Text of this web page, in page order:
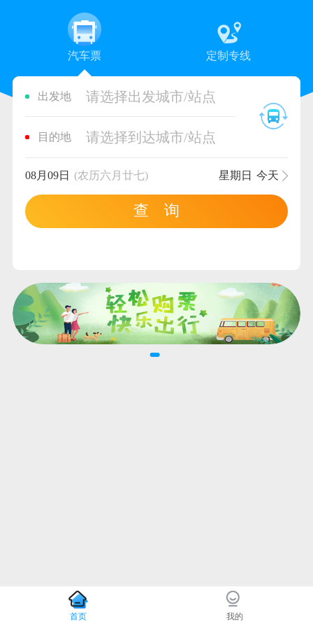
汽车票 定制专线
出发地 请选择出发城市/站点
目的地 请选择到达城市/站点
08月09日 (农历六月廿七) 星期日 今天
查 询
首页 我的